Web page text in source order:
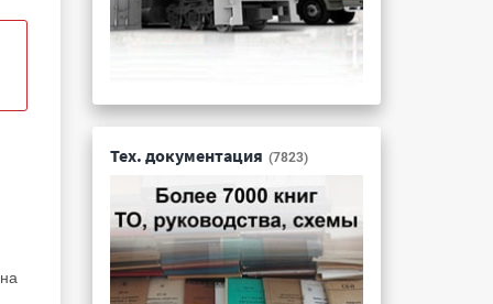
Тех. документация (7823)